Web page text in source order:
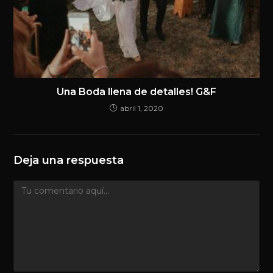
Una Boda llena de detalles! G&F
abril 1, 2020
Deja una respuesta
Comentario